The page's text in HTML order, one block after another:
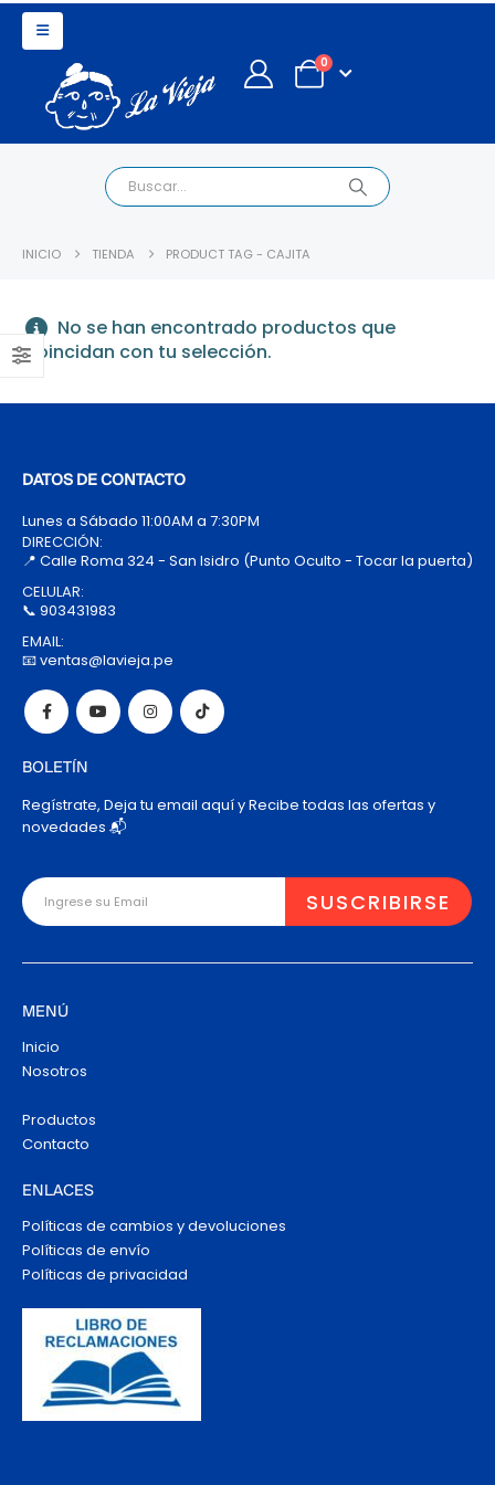
0
INICIO TIENDA PRODUCT TAG - CAJITA
No se han encontrado productos que
coincidan con tu selección.
DATOS DE CONTACTO
Lunes a Sábado 11:00AM a 7:30PM
DIRECCIÓN:
📍 Calle Roma 324 - San Isidro (Punto Oculto - Tocar la puerta)
CELULAR:
📞 903431983
EMAIL:
📧 ventas@lavieja.pe
BOLETÍN
Regístrate, Deja tu email aquí y Recibe todas las ofertas y
novedades 📬
MENÚ
Inicio
Nosotros
Productos
Contacto
ENLACES
Políticas de cambios y devoluciones
Políticas de envío
Políticas de privacidad